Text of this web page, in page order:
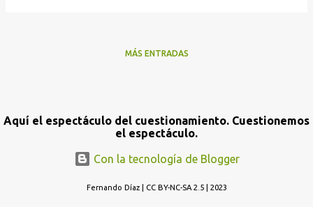
MÁS ENTRADAS
Aquí el espectáculo del cuestionamiento. Cuestionemos
el espectáculo.
Con la tecnología de Blogger
Fernando Díaz | CC BY-NC-SA 2.5 | 2023